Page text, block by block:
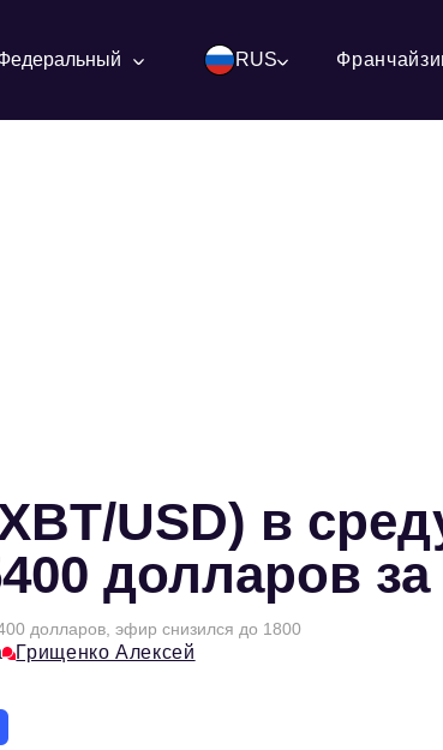
RUS
USD) в
долларов за
долларов, эфир снизился до 1800
Грищенко Алексей